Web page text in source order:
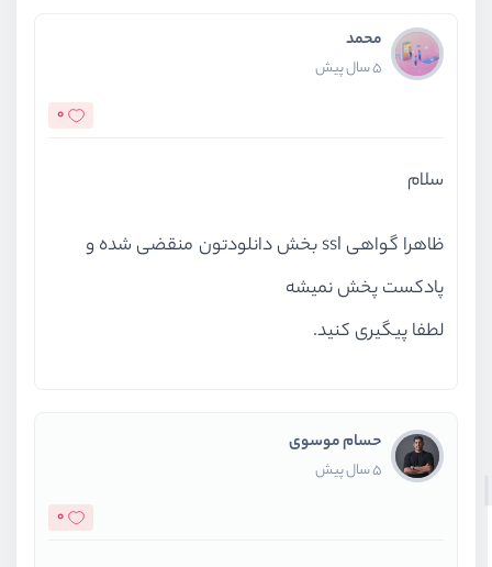
محمد
5 سال پیش
0
سلام
ظاهرا گواهی ssl بخش دانلودتون منقضی شده و
پادکست پخش نمیشه
لطفا پیگیری کنید.
حسام موسوی
5 سال پیش
0